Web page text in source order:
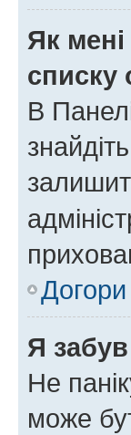
Як
списку
В
Догори
Я
Не
може